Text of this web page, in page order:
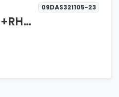
09DAS321105-23